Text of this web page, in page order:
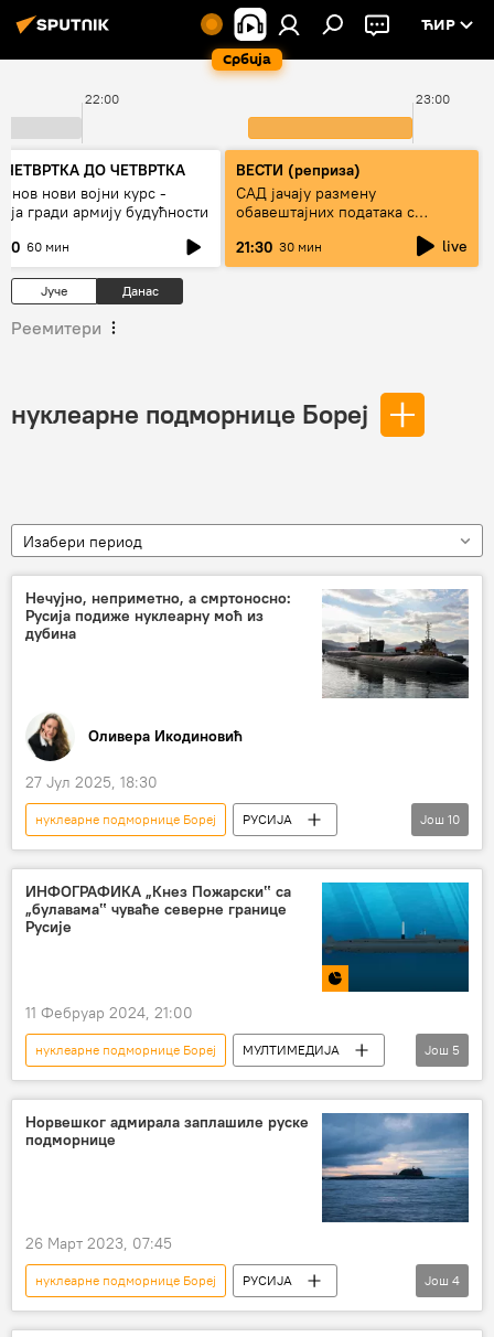
Србија
ЋИР
22:00 23:00
ДО ЧЕТВРТКА
нови војни курс -
гради армију будућности
60 мин
ВЕСТИ (реприза)
САД јачају размену
обавештајних података с
21:30 30 мин live
Јуче Данас
Реемитери
нуклеарне подморнице Бореј
Изабери период
Нечујно, неприметно, а смртоносно:
Русија подиже нуклеарну моћ из
дубина
Оливера Икодиновић
27 Јул 2025, 18:30
нуклеарне подморнице Бореј
РУСИЈА
Русија
Русија – војска и наоружање
Анализе и мишљења
нуклеарне подморнице
Владимир Путин
нуклеарна тријада
Ратна морнарица РФ
Још 10
ИНФОГРАФИКА „Кнез Пожарски‟ са
„булавама‟ чуваће северне границе
Русије
11 Фебруар 2024, 21:00
нуклеарне подморнице Бореј
МУЛТИМЕДИЈА
Мултимедија
Инфографика
Русија – војска и наоружање
нуклеарна подморница
руска подморница
Још 5
Норвешког адмирала заплашиле руске
подморнице
26 Март 2023, 07:45
нуклеарне подморнице Бореј
РУСИЈА
подморница
морнарица
Још 4